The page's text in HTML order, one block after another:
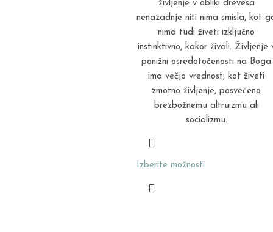
življenje v obliki drevesa
nenazadnje niti nima smisla, kot
nima tudi živeti izključno
instinktivno, kakor živali. Življenje
ponižni osredotočenosti na Boga
ima večjo vrednost, kot živeti
zmotno življenje, posvečeno
brezbožnemu altruizmu ali
socializmu.
Izberite možnosti